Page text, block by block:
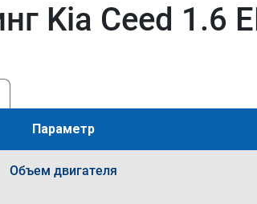
Kia Ceed 1.6
Параметр
Объем двигателя